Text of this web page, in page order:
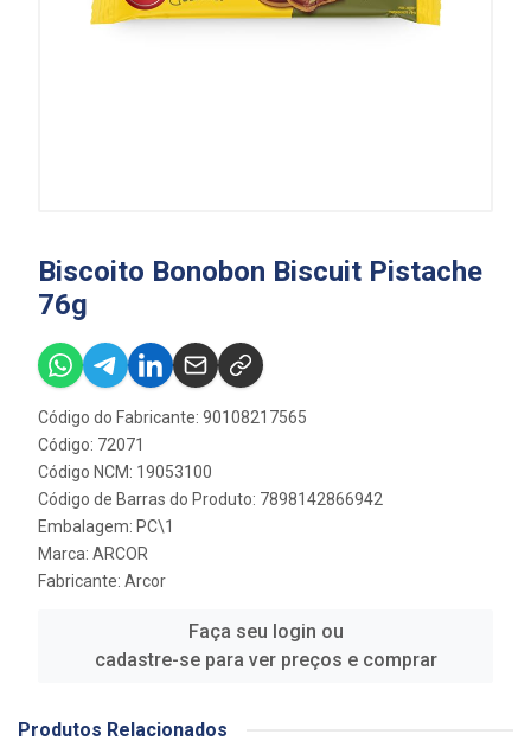
Biscoito Bonobon Biscuit Pistache
76g
Código do Fabricante: 90108217565
Código: 72071
Código NCM: 19053100
Código de Barras do Produto: 7898142866942
Embalagem: PC\1
Marca: ARCOR
Fabricante: Arcor
Faça seu login ou
cadastre-se para ver preços e comprar
Produtos Relacionados